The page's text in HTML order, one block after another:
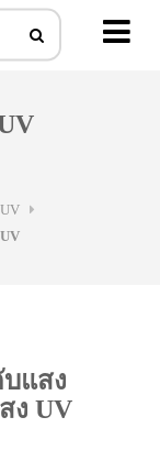
บแสง
ง UV